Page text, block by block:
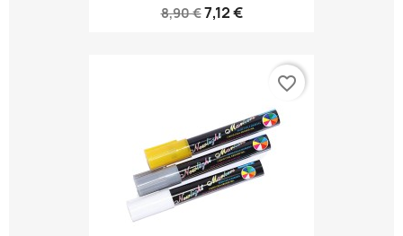
8,90 €7,12 €
favorite_border